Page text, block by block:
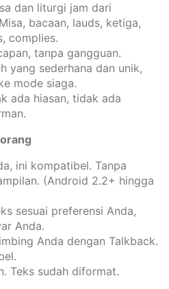
dan liturgi jam dari
bacaan, lauds, ketiga,
complies.
tanpa gangguan.
yang sederhana dan unik,
mode siaga.
ada hiasan, tidak ada
ini kompatibel. Tanpa
(Android 2.2+ hingga
sesuai preferensi Anda,
Anda.
Anda dengan Talkback.
Teks sudah diformat.